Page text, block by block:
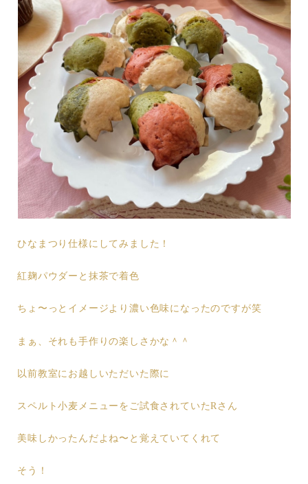
ひなまつり仕様にしてみました！
紅麹パウダーと抹茶で着色
ちょ〜っとイメージより濃い色味になったのですが笑
まぁ、それも手作りの楽しさかな＾＾
以前教室にお越しいただいた際に
スペルト小麦メニューをご試食されていたRさん
美味しかったんだよね〜と覚えていてくれて
そう！